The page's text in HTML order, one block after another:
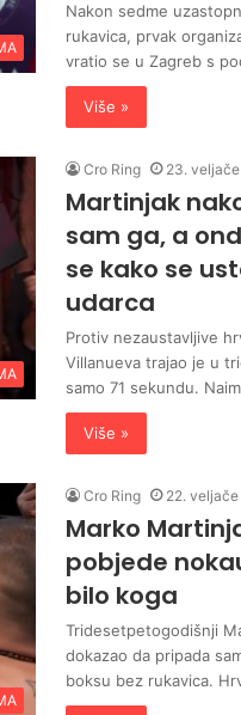
Nakon sedme
rukavica, prvak
vratio se u Zagreb s
Više »
Cro Ring 23.
Martinjak
sam ga, a
se kako se
udarca
Protiv nezaustavljive
Villanueva trajao je u
samo 71 sekundu.
Više »
Cro Ring 22.
Marko
pobjede
bilo koga
Tridesetpetogodišnji
dokazao da pripada
boksu bez rukavica.